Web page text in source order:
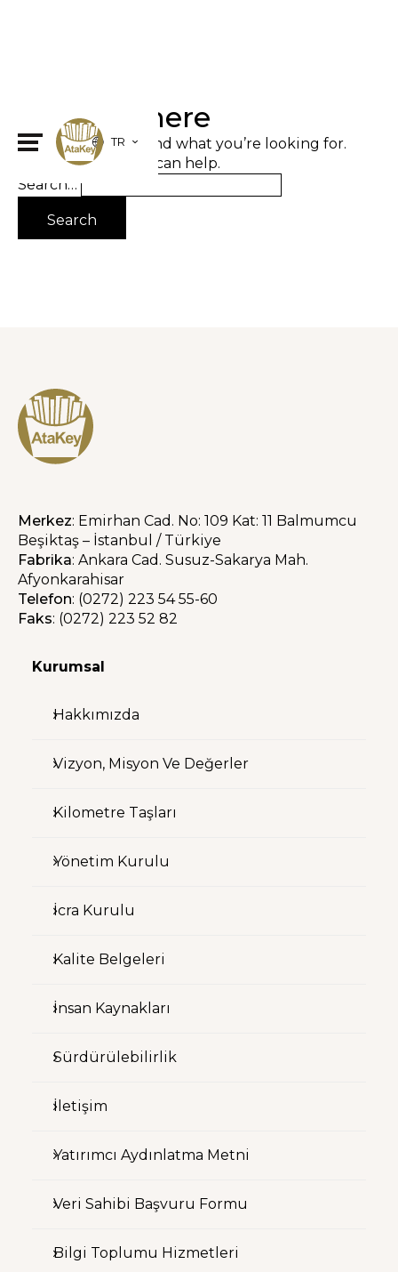
TR
Nothing here
It seems we can’t find what you’re looking for.
Perhaps searching can help.
Search…
Merkez: Emirhan Cad. No: 109 Kat: 11 Balmumcu
Beşiktaş – İstanbul / Türkiye
Fabrika: Ankara Cad. Susuz-Sakarya Mah.
Afyonkarahisar
Telefon: (0272) 223 54 55-60
Faks: (0272) 223 52 82
Kurumsal
Hakkımızda
Vizyon, Misyon Ve Değerler
Kilometre Taşları
Yönetim Kurulu
İcra Kurulu
Kalite Belgeleri
İnsan Kaynakları
Sürdürülebilirlik
İletişim
Yatırımcı Aydınlatma Metni
Veri Sahibi Başvuru Formu
Bilgi Toplumu Hizmetleri